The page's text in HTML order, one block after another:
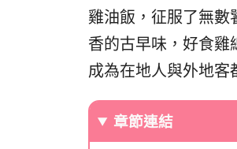
雞油飯，征服了無數
香的古早味，好食雞
成為在地人與外地客
章節連結